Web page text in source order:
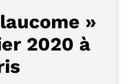
»
2020 à